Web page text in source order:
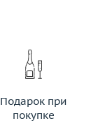
Подарок при
покупке